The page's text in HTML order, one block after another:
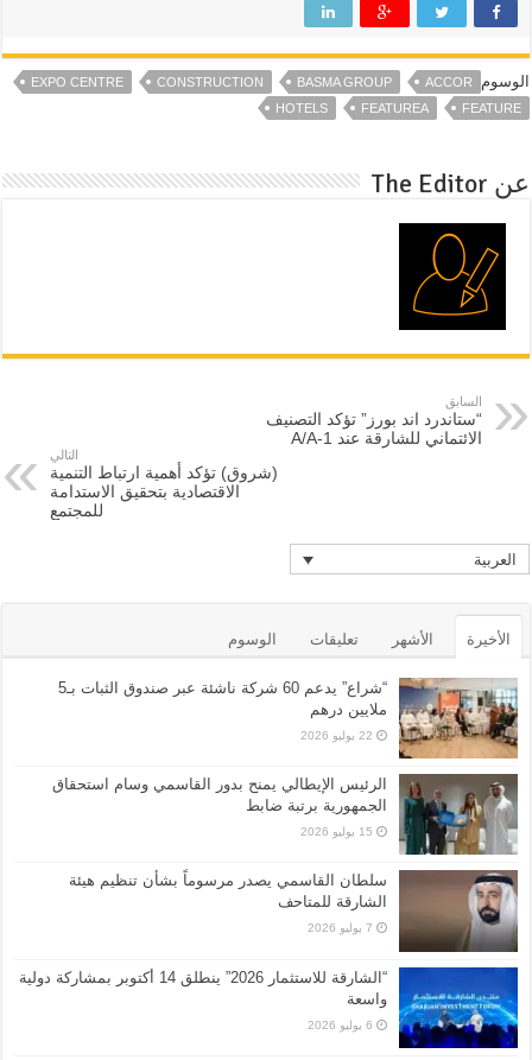
الوسوم ACCOR
BASMA GROUP
CONSTRUCTION
EXPO CENTRE
FEATURE
FEATUREA
HOTELS
عن The Editor
السابق
“ستاندرد اند بورز” تؤكد التصنيف
الائتماني للشارقة عند A/A-1
التالي
(شروق) تؤكد أهمية ارتباط التنمية
الاقتصادية بتحقيق الاستدامة
للمجتمع
العربية
الأخيرة الأشهر تعليقات الوسوم
“شراع” يدعم 60 شركة ناشئة عبر صندوق الثبات بـ5
ملايين درهم
22 يوليو 2026
الرئيس الإيطالي يمنح بدور القاسمي وسام استحقاق
الجمهورية برتبة ضابط
15 يوليو 2026
سلطان القاسمي يصدر مرسوماً بشأن تنظيم هيئة
الشارقة للمتاحف
7 يوليو 2026
“الشارقة للاستثمار 2026” ينطلق 14 أكتوبر بمشاركة دولية
واسعة
6 يوليو 2026